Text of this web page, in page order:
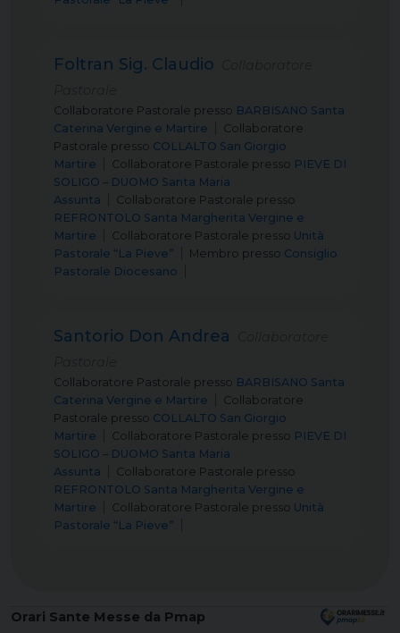
Foltran Sig. Claudio
Collaboratore Pastorale presso BARBISANO Santa
Caterina Vergine e Martire
Collaboratore
Pastorale presso COLLALTO San Giorgio
Martire
Collaboratore Pastorale presso PIEVE DI
SOLIGO – DUOMO Santa Maria
Assunta
Collaboratore Pastorale presso
REFRONTOLO Santa Margherita Vergine e
Martire
Collaboratore Pastorale presso Unità
Pastorale “La Pieve”
Membro presso Consiglio
Pastorale Diocesano
Santorio Don Andrea
Collaboratore Pastorale presso BARBISANO Santa
Caterina Vergine e Martire
Collaboratore
Pastorale presso COLLALTO San Giorgio
Martire
Collaboratore Pastorale presso PIEVE DI
SOLIGO – DUOMO Santa Maria
Assunta
Collaboratore Pastorale presso
REFRONTOLO Santa Margherita Vergine e
Martire
Collaboratore Pastorale presso Unità
Pastorale “La Pieve”
Orari Sante Messe da Pmap